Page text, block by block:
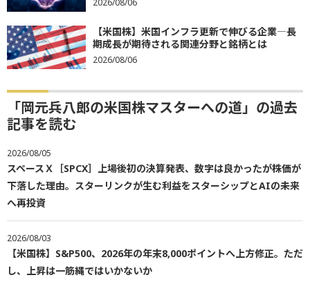
2026/08/06
【米国株】米国インフラ更新で伸びる企業―長
期成長が期待される関連分野と銘柄とは
2026/08/06
「岡元兵八郎の米国株マスターへの道」の過去
記事を読む
2026/08/05
スペースＸ［SPCX］上場後初の決算発表、数字は良かったが株価が
下落した理由。スターリンクが生む利益をスターシップとAIの未来
へ再投資
2026/08/03
【米国株】S&P500、2026年の年末8,000ポイントへ上方修正。ただ
し、上昇は一筋縄ではいかないか